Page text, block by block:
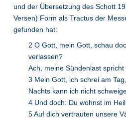
und der Übersetzung des Schott
Versen) Form als Tractus der
gefunden hat:
2 O Gott, mein Gott, schau
verlassen?
Ach, meine Sündenlast
3 Mein Gott, ich schrei am
Nachts kann ich nicht
4 Und doch: Du wohnst im
5 Auf dich vertrauten unsere